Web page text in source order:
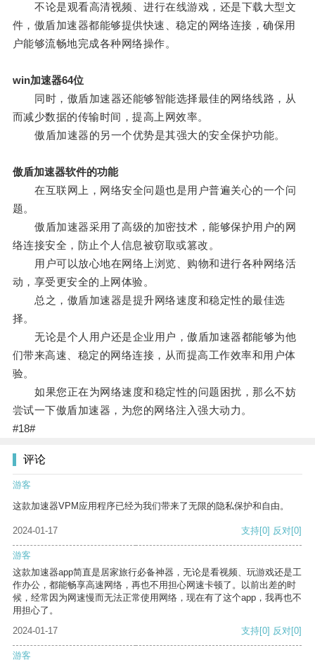
不论是观看高清视频、进行在线游戏，还是下载大型文
件，傲盾加速器都能够提供快速、稳定的网络连接，确保用
户能够流畅地完成各种网络操作。
win加速器64位
同时，傲盾加速器还能够智能选择最佳的网络线路，从
而减少数据的传输时间，提高上网效率。
傲盾加速器的另一个优势是其强大的安全保护功能。
傲盾加速器软件的功能
在互联网上，网络安全问题也是用户普遍关心的一个问
题。
傲盾加速器采用了高级的加密技术，能够保护用户的网
络连接安全，防止个人信息被窃取或篡改。
用户可以放心地在网络上浏览、购物和进行各种网络活
动，享受更安全的上网体验。
总之，傲盾加速器是提升网络速度和稳定性的最佳选
择。
无论是个人用户还是企业用户，傲盾加速器都能够为他
们带来高速、稳定的网络连接，从而提高工作效率和用户体
验。
如果您正在为网络速度和稳定性的问题困扰，那么不妨
尝试一下傲盾加速器，为您的网络注入强大动力。
#18#
评论
游客
这款加速器VPM应用程序已经为我们带来了无限的隐私保护和自由。
2024-01-17 支持[0] 反对[0]
游客
这款加速器app简直是居家旅行必备神器，无论是看视频、玩游戏还是工
作办公，都能畅享高速网络，再也不用担心网速卡顿了。以前出差的时
候，经常因为网速慢而无法正常使用网络，现在有了这个app，我再也不
用担心了。
2024-01-17
支持[0] 反对[0]
游客